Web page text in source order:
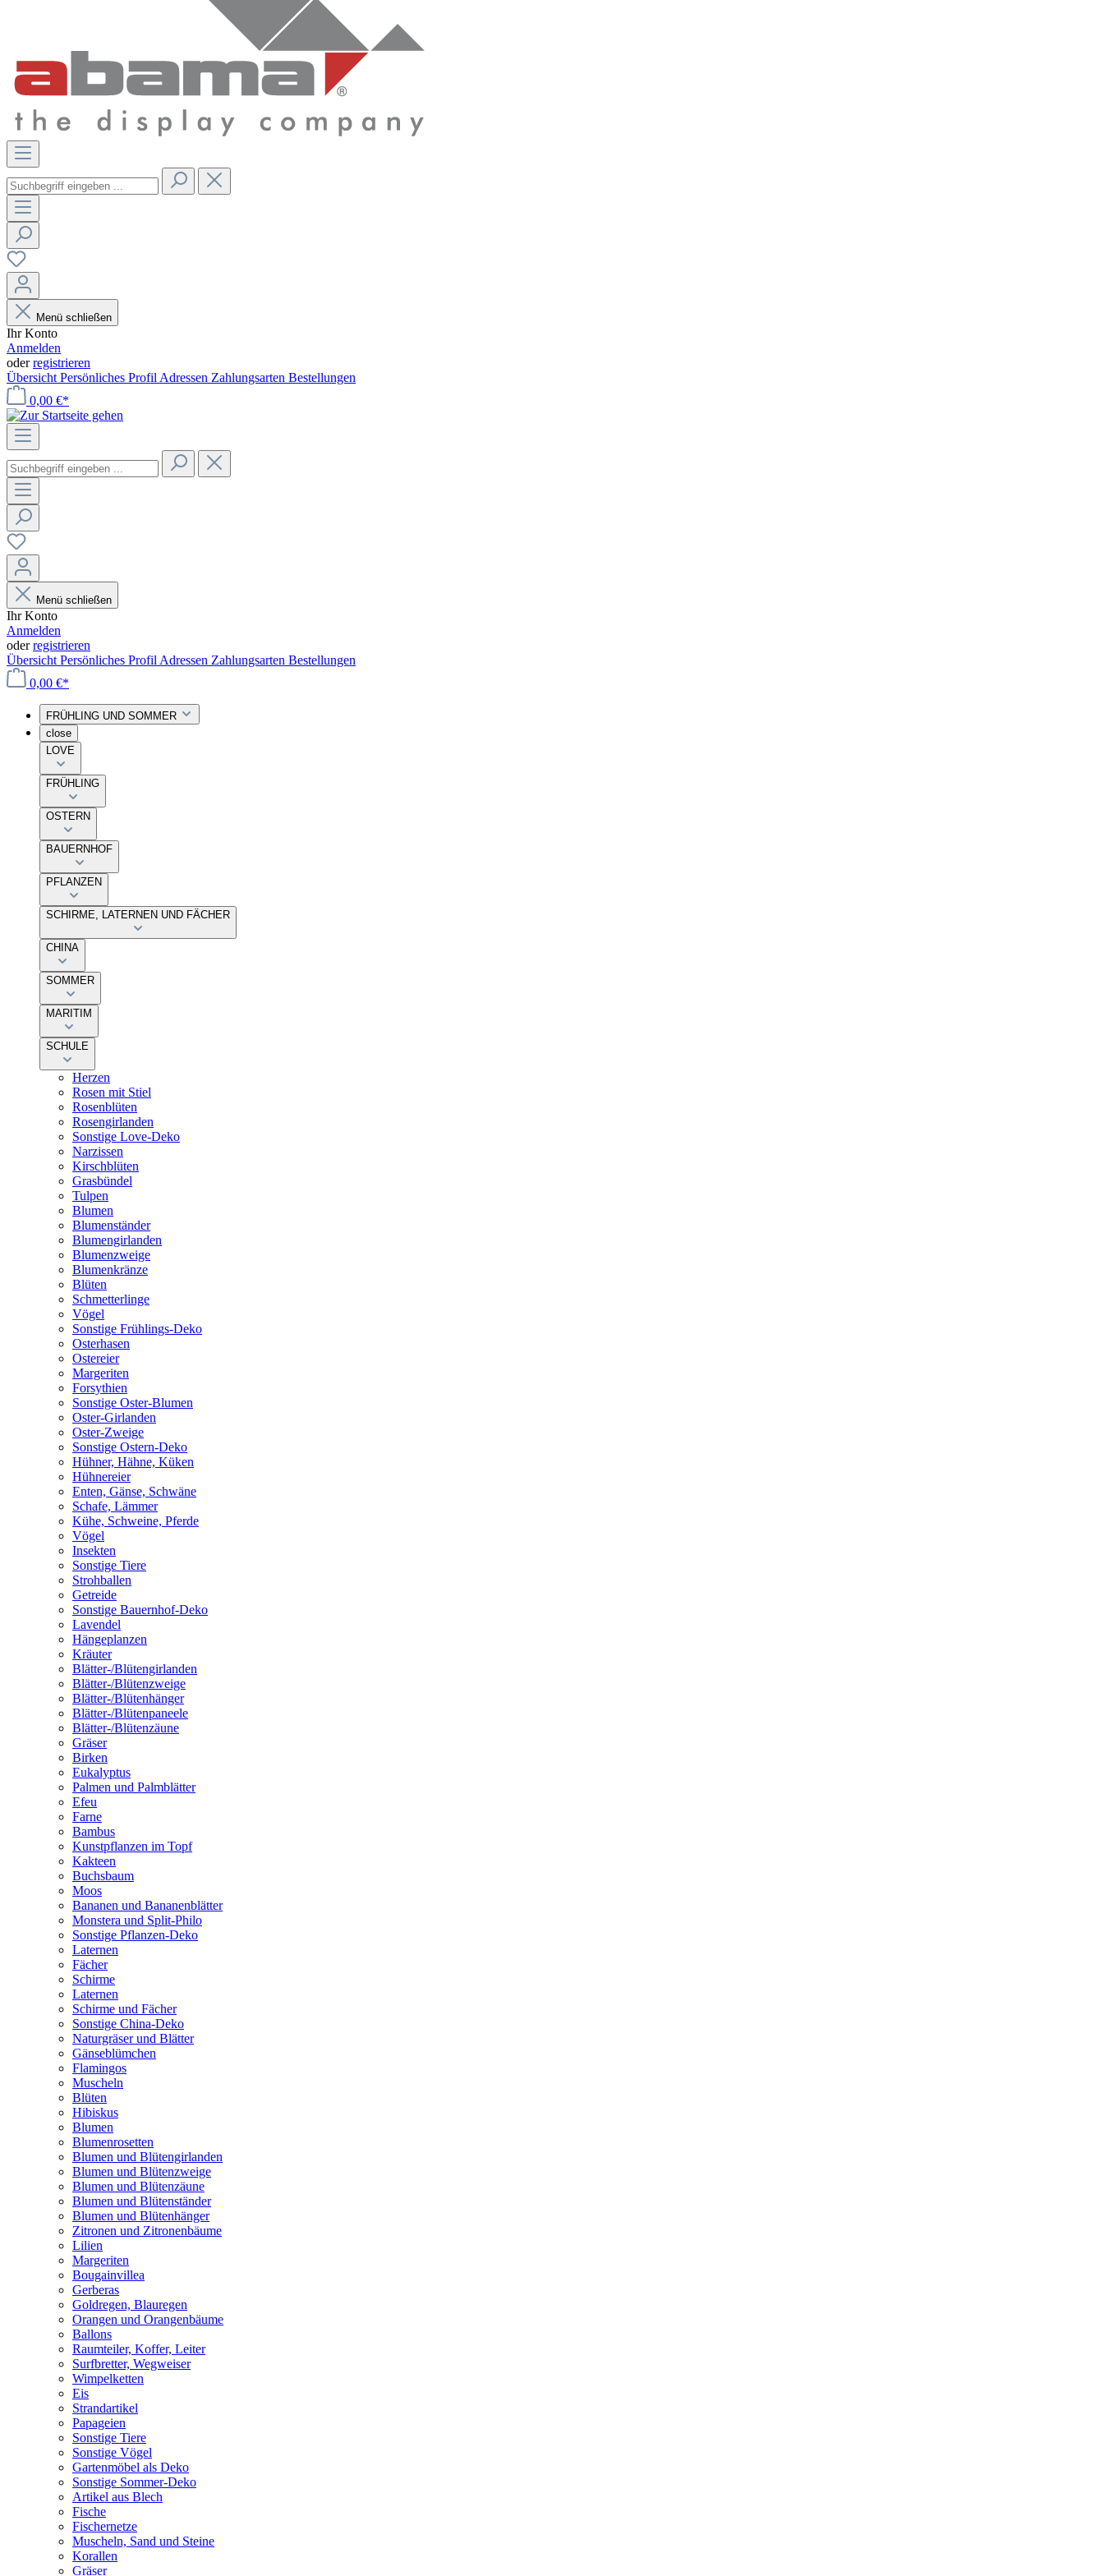
Menü schließen
Ihr Konto
Anmelden
oderregistrieren
Übersicht Persönliches Profil Adressen Zahlungsarten Bestellungen
0,00 €*
Menü schließen
Ihr Konto
Anmelden
oderregistrieren
Übersicht Persönliches Profil Adressen Zahlungsarten Bestellungen
0,00 €*
FRÜHLING UND SOMMER
close
LOVE
FRÜHLING
OSTERN
BAUERNHOF
PFLANZEN
SCHIRME, LATERNEN UND FÄCHER
CHINA
SOMMER
MARITIM
SCHULE
Herzen
Rosen mit Stiel
Rosenblüten
Rosengirlanden
Sonstige Love-Deko
Narzissen
Kirschblüten
Grasbündel
Tulpen
Blumen
Blumenständer
Blumengirlanden
Blumenzweige
Blumenkränze
Blüten
Schmetterlinge
Vögel
Sonstige Frühlings-Deko
Osterhasen
Ostereier
Margeriten
Forsythien
Sonstige Oster-Blumen
Oster-Girlanden
Oster-Zweige
Sonstige Ostern-Deko
Hühner, Hähne, Küken
Hühnereier
Enten, Gänse, Schwäne
Schafe, Lämmer
Kühe, Schweine, Pferde
Vögel
Insekten
Sonstige Tiere
Strohballen
Getreide
Sonstige Bauernhof-Deko
Lavendel
Hängeplanzen
Kräuter
Blätter-/Blütengirlanden
Blätter-/Blütenzweige
Blätter-/Blütenhänger
Blätter-/Blütenpaneele
Blätter-/Blütenzäune
Gräser
Birken
Eukalyptus
Palmen und Palmblätter
Efeu
Farne
Bambus
Kunstpflanzen im Topf
Kakteen
Buchsbaum
Moos
Bananen und Bananenblätter
Monstera und Split-Philo
Sonstige Pflanzen-Deko
Laternen
Fächer
Schirme
Laternen
Schirme und Fächer
Sonstige China-Deko
Naturgräser und Blätter
Gänseblümchen
Flamingos
Muscheln
Blüten
Hibiskus
Blumen
Blumenrosetten
Blumen und Blütengirlanden
Blumen und Blütenzweige
Blumen und Blütenzäune
Blumen und Blütenständer
Blumen und Blütenhänger
Zitronen und Zitronenbäume
Lilien
Margeriten
Bougainvillea
Gerberas
Goldregen, Blauregen
Orangen und Orangenbäume
Ballons
Raumteiler, Koffer, Leiter
Surfbretter, Wegweiser
Wimpelketten
Eis
Strandartikel
Papageien
Sonstige Tiere
Sonstige Vögel
Gartenmöbel als Deko
Sonstige Sommer-Deko
Artikel aus Blech
Fische
Fischernetze
Muscheln, Sand und Steine
Korallen
Gräser